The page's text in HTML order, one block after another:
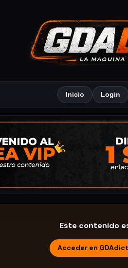
Inicio Login
Este contenido
Acceder en